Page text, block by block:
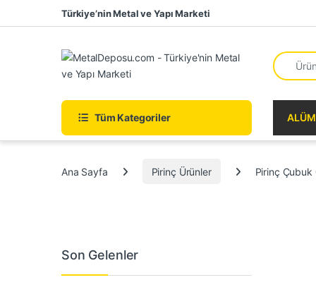
Skip to navigation
Skip to contentTürkiye’nin Metal ve Yapı Marketi
Search
Tüm Kategoriler
Ana Sayfa Pirinç Ürünler Pirinç Çubuk
Son Gelenler